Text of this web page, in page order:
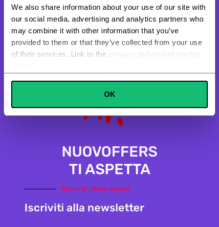
We also share information about your use of our site with
our social media, advertising and analytics partners who
may combine it with other information that you’ve
provided to them or that they’ve collected from your use
of their services. Link to the
privacy policy and cookie
Marketing
OK
NUOVOFFERS
TI ASPETTA
Ricevi le ultime notizie
Iscriviti alla newsletter